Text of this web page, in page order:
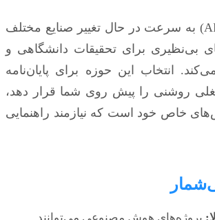
هوش مصنوعی (AI) به سرعت در حال تغییر صنایع مختلف
برای تحقیقات دانشگاهی و
انتخاب این حوزه برای پایان‌نامه
روشنی را پیش روی شما قرار دهد،
خاص خود است که نیازمند راهنمایی
پروژه‌های هوش مصنوعی می‌توانند